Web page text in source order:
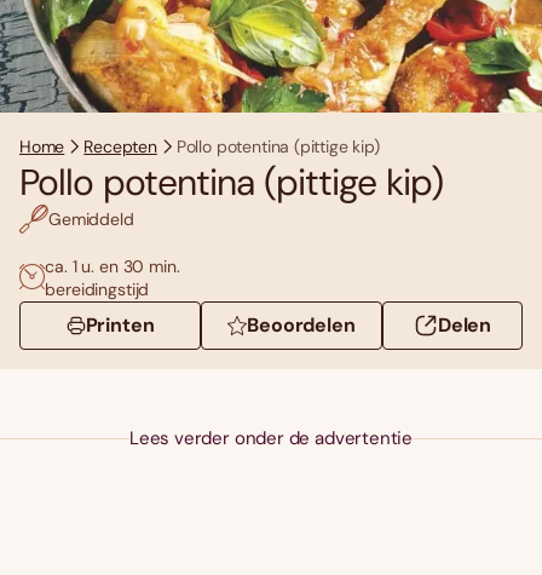
Home Recepten Pollo potentina (pittige kip)
Pollo potentina (pittige kip)
Gemiddeld
ca. 1 u. en 30 min.
bereidingstijd
Printen Beoordelen Delen
Lees verder onder de advertentie